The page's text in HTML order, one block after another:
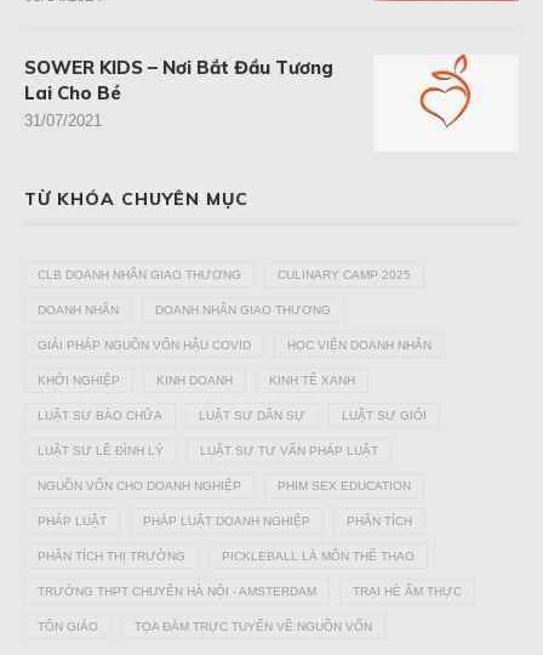
SOWER KIDS – Nơi Bắt Đầu Tương
Lai Cho Bé
31/07/2021
TỪ KHÓA CHUYÊN MỤC
CLB DOANH NHÂN GIAO THƯƠNG CULINARY CAMP 2025
DOANH NHÂN DOANH NHÂN GIAO THƯƠNG
GIẢI PHÁP NGUỒN VỐN HẬU COVID HỌC VIỆN DOANH NHÂN
KHỞI NGHIỆP KINH DOANH KINH TẾ XANH
LUẬT SƯ BÀO CHỮA LUẬT SƯ DÂN SỰ LUẬT SƯ GIỎI
LUẬT SƯ LÊ ĐÌNH LÝ LUẬT SƯ TƯ VẤN PHÁP LUẬT
NGUỒN VỐN CHO DOANH NGHIỆP PHIM SEX EDUCATION
PHÁP LUẬT PHÁP LUẬT DOANH NGHIỆP PHÂN TÍCH
PHÂN TÍCH THỊ TRƯỜNG PICKLEBALL LÀ MÔN THỂ THAO
TRƯỜNG THPT CHUYÊN HÀ NỘI - AMSTERDAM TRẠI HÈ ẨM THỰC
TÔN GIÁO TỌA ĐÀM TRỰC TUYẾN VỀ NGUỒN VỐN